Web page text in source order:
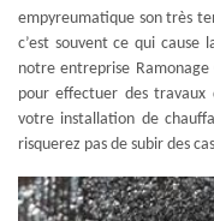
empyreumatique son très
c’est souvent ce qui cause
notre entreprise
pour effectuer des travaux
votre installation de
risquerez pas de subir des